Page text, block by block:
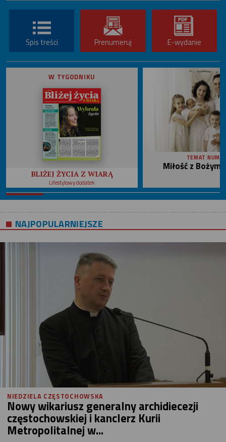
Spis treści Prenumeruj E-wydanie
W TYGODNIKU
BLIŻEJ ŻYCIA Z WIARĄ
Lifestylowy dodatek
TEMAT
Miłość z
NAJPOPULARNIEJSZE
NIEDZIELA CZĘSTOCHOWSKA
Nowy wikariusz generalny archidiecezji
częstochowskiej i kanclerz Kurii
Metropolitalnej w...